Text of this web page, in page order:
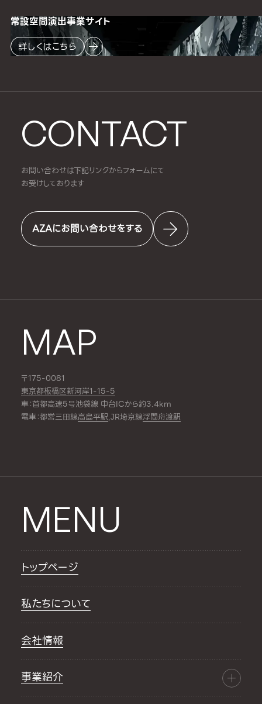
CONTACT
お問い合わせは下記リンクからフォームにて
お受けしております
AZAにお問い合わせをする
MAP
〒175-0081
東京都板橋区新河岸1-15-5
車：首都高速5号池袋線 中台ICから約3.4km
電車：都営三田線高島平駅,JR埼京線浮間舟渡駅
常設空間演出事業サイト
詳しくはこちら
MENU
トップページ
私たちについて
会社情報
事業紹介